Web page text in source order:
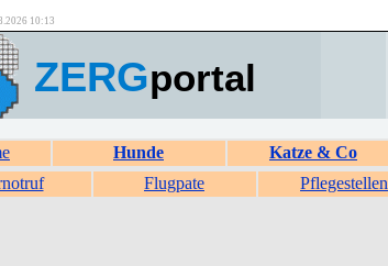
10:13
ZERGportal
Hunde Katze & Co
Flugpate Pflegestellen